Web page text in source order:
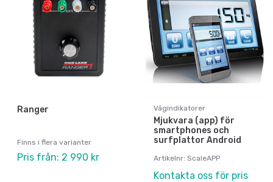
Ranger
Finns i flera varianter
Pris från: 2 990 kr
Vågindikatorer
Mjukvara (app) för
smartphones och
surfplattor Android
Artikelnr: ScaleAPP
Kontakta oss för pris